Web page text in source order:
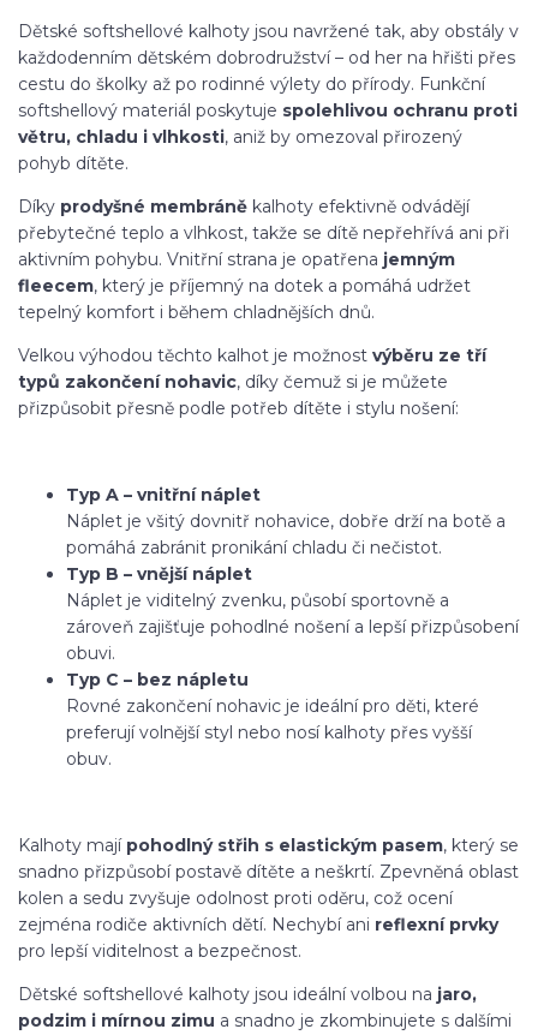
Dětské softshellové kalhoty jsou navržené tak, aby obstály v
každodenním dětském dobrodružství – od her na hřišti přes
cestu do školky až po rodinné výlety do přírody. Funkční
softshellový materiál poskytuje spolehlivou ochranu proti
větru, chladu i vlhkosti, aniž by omezoval přirozený
pohyb dítěte.
Díky prodyšné membráně kalhoty efektivně odvádějí
přebytečné teplo a vlhkost, takže se dítě nepřehřívá ani při
aktivním pohybu. Vnitřní strana je opatřena jemným
fleecem, který je příjemný na dotek a pomáhá udržet
tepelný komfort i během chladnějších dnů.
Velkou výhodou těchto kalhot je možnost výběru ze tří
typů zakončení nohavic, díky čemuž si je můžete
přizpůsobit přesně podle potřeb dítěte i stylu nošení:
Typ A – vnitřní náplet
Náplet je všitý dovnitř nohavice, dobře drží na botě a
pomáhá zabránit pronikání chladu či nečistot.
Typ B – vnější náplet
Náplet je viditelný zvenku, působí sportovně a
zároveň zajišťuje pohodlné nošení a lepší přizpůsobení
obuvi.
Typ C – bez nápletu
Rovné zakončení nohavic je ideální pro děti, které
preferují volnější styl nebo nosí kalhoty přes vyšší
obuv.
Kalhoty mají pohodlný střih s elastickým pasem, který se
snadno přizpůsobí postavě dítěte a neškrtí. Zpevněná oblast
kolen a sedu zvyšuje odolnost proti oděru, což ocení
zejména rodiče aktivních dětí. Nechybí ani reflexní prvky
pro lepší viditelnost a bezpečnost.
Dětské softshellové kalhoty jsou ideální volbou na jaro,
podzim i mírnou zimu a snadno je zkombinujete s dalšími